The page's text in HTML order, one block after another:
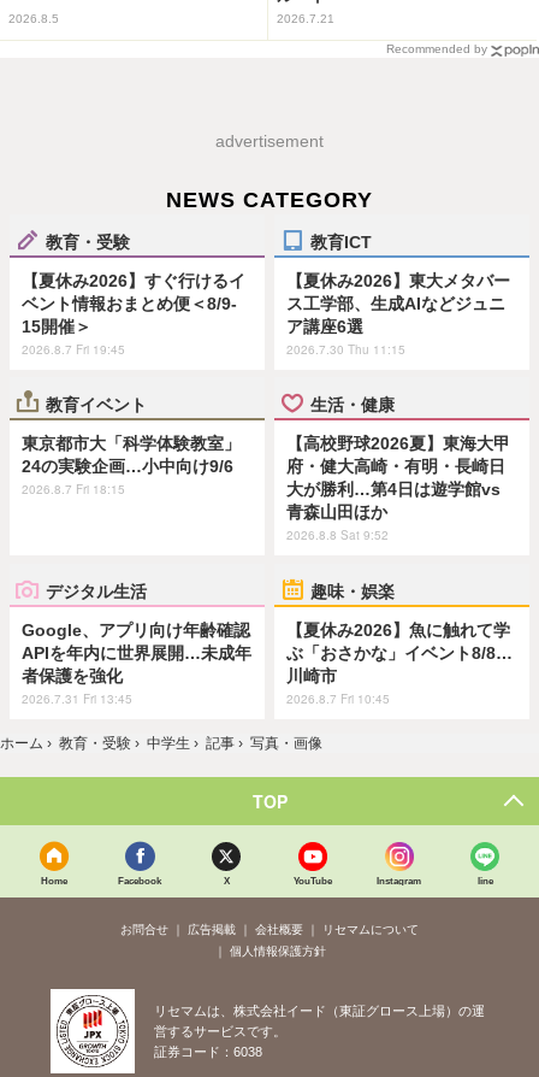
2026.8.5 2026.7.21
Recommended by
advertisement
NEWS CATEGORY
教育・受験
【夏休み2026】すぐ行けるイ
ベント情報おまとめ便＜8/9-
15開催＞
2026.8.7 Fri 19:45
教育ICT
【夏休み2026】東大メタバー
ス工学部、生成AIなどジュニ
ア講座6選
2026.7.30 Thu 11:15
教育イベント
東京都市大「科学体験教室」
24の実験企画…小中向け9/6
2026.8.7 Fri 18:15
生活・健康
【高校野球2026夏】東海大甲
府・健大高崎・有明・長崎日
大が勝利…第4日は遊学館vs
青森山田ほか
2026.8.8 Sat 9:52
デジタル生活
Google、アプリ向け年齢確認
APIを年内に世界展開…未成年
者保護を強化
2026.7.31 Fri 13:45
趣味・娯楽
【夏休み2026】魚に触れて学
ぶ「おさかな」イベント8/8…
川崎市
2026.8.7 Fri 10:45
ホーム › 教育・受験 › 中学生 › 記事 › 写真・画像
TOP
Home Facebook X YouTube Instagram line
お問合せ 広告掲載 会社概要
リセマムについて
個人情報保護方針
リセマムは、株式会社イード（東証グロース上場）の運
営するサービスです。
証券コード：6038